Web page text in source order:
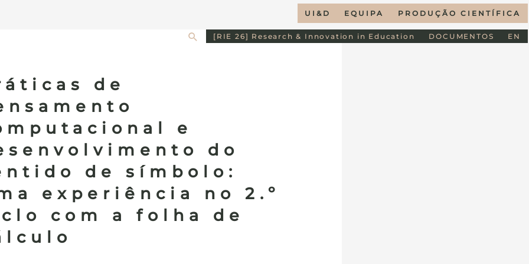
UI&D EQUIPA PRODUÇÃO CIENTÍFICA
Search[RIE 26] Research & Innovation in Education DOCUMENTOS EN
de
e
do
de símbolo:
experiência no 2.º
com a folha de